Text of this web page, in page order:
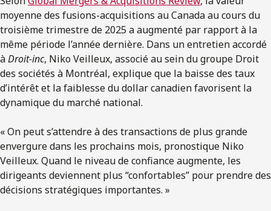
S’abonner
moyenne des fusions-acquisitions au Canada au cours du
troisième trimestre de 2025 a augmenté par rapport à la
même période l’année dernière. Dans un entretien accordé
àDroit-inc, Niko Veilleux, associé au sein du groupe Droit
des sociétés à Montréal, explique que la baisse des taux
d’intérêt et la faiblesse du dollar canadien favorisent la
dynamique du marché national.
« On peut s’attendre à des transactions de plus grande
envergure dans les prochains mois, pronostique Niko
Veilleux. Quand le niveau de confiance augmente, les
dirigeants deviennent plus “confortables” pour prendre des
décisions stratégiques importantes. »